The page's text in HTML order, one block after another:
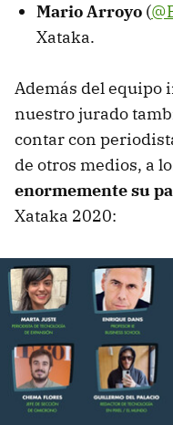
Mario Arroyo (
Xataka.
Además del equipo
nuestro jurado
contar con
de otros medios, a
enormemente su
Xataka 2020: